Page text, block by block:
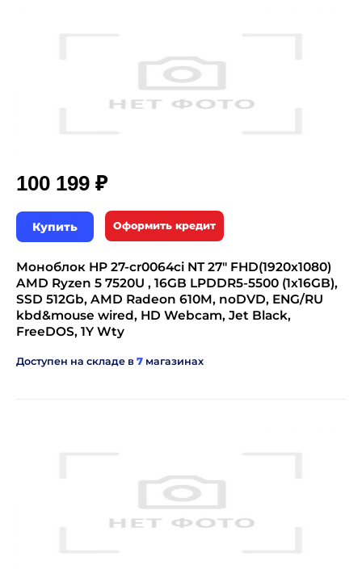
100 199 ₽
Купить Оформить кредит
Моноблок HP 27-cr0064ci NT 27" FHD(1920x1080)
AMD Ryzen 5 7520U , 16GB LPDDR5-5500 (1x16GB),
SSD 512Gb, AMD Radeon 610M, noDVD, ENG/RU
kbd&mouse wired, HD Webcam, Jet Black,
FreeDOS, 1Y Wty
Доступен на складе в 7 магазинах